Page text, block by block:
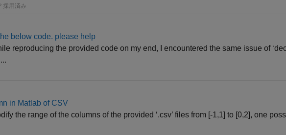
採用済み
below code. please help
reproducing the provided code on my end, I encountered the same issue of
in Matlab of CSV
the range of the columns of the provided ‘.csv’ files from [-1,1] to [0,2], one